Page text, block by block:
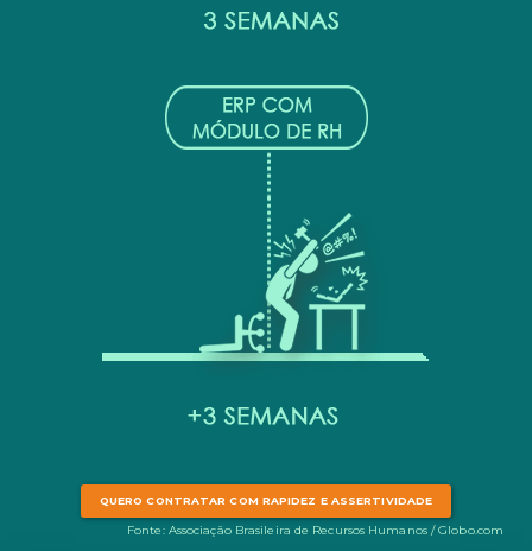
QUERO CONTRATAR COM RAPIDEZ E ASSERTIVIDADE
Fonte: Associação Brasileira de Recursos Humanos / Globo.com